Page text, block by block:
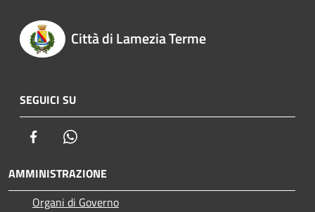
Città di Lamezia Terme
SEGUICI SU
Facebook
AMMINISTRAZIONE
Organi di Governo